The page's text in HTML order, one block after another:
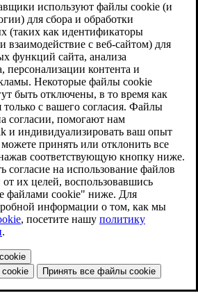
используют файлы cookie (и
для сбора и обработки
(таких как идентификаторы
взаимодействие с веб-сайтом) для
функций сайта, анализа
персонализации контента и
Некоторые файлы cookie
быть отключены, в то время как
только с вашего согласия. Файлы
согласии, помогают нам
и индивидуализировать ваш опыт
принять или отклонить все
соответствующую кнопку ниже.
согласие на использование файлов
их целей, воспользовавшись
файлами cookie" ниже. Для
информации о том, как мы
, посетите нашу политику
.
Принять все файлы cookie